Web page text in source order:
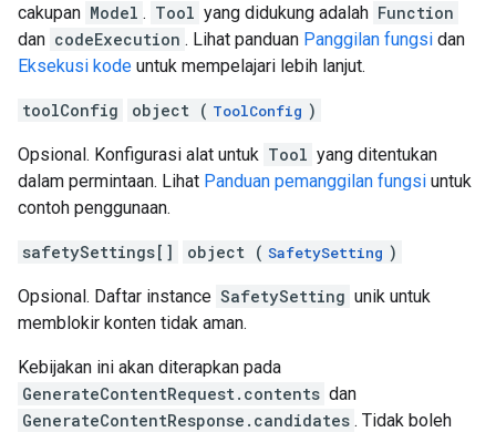
cakupan Model . Tool yang didukung adalah Function
dan codeExecution . Lihat panduan Panggilan fungsi dan
Eksekusi kode untuk mempelajari lebih lanjut.
toolConfig object ( ToolConfig )
Opsional. Konfigurasi alat untuk Tool yang ditentukan
dalam permintaan. Lihat Panduan pemanggilan fungsi untuk
contoh penggunaan.
safetySettings[] object ( SafetySetting )
Opsional. Daftar instance SafetySetting unik untuk
memblokir konten tidak aman.
Kebijakan ini akan diterapkan pada
GenerateContentRequest.contents dan
GenerateContentResponse.candidates . Tidak boleh